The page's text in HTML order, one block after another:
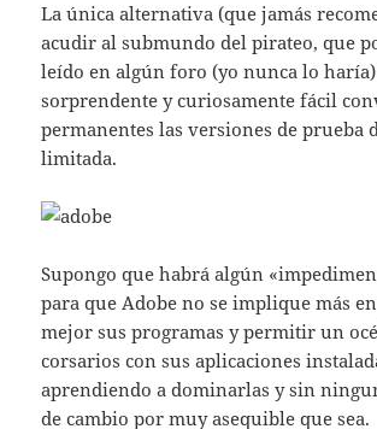
La única alternativa (que jamás
acudir al submundo del pirateo, que
leído en algún foro (yo nunca lo haría)
sorprendente y curiosamente fácil
permanentes las versiones de prueba
limitada.
Supongo que habrá algún
para que Adobe no se implique más
mejor sus programas y permitir un
corsarios con sus aplicaciones
aprendiendo a dominarlas y sin
de cambio por muy asequible que sea.